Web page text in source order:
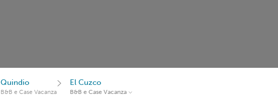
Quindio
B&B e Case Vacanza
El Cuzco
B&B e Case Vacanza